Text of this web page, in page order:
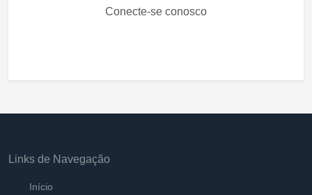
Conecte-se conosco
Links de Navegação
Início